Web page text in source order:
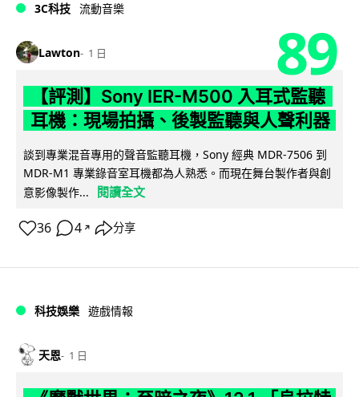
3C科技 流動音樂
Lawton 1 日 89
【評測】Sony IER-M500 入耳式監聽
耳機：現場拍攝、後製監聽與人聲利器
談到專業混音專用的聲音監聽耳機，Sony 經典 MDR-7506 到
MDR-M1 專業錄音室耳機都為人熟悉。而現在舞台製作者與創
意影像製作...
閱讀全文
36 4 ↗ 分享
科技娛樂 遊戲情報
天恩 1 日